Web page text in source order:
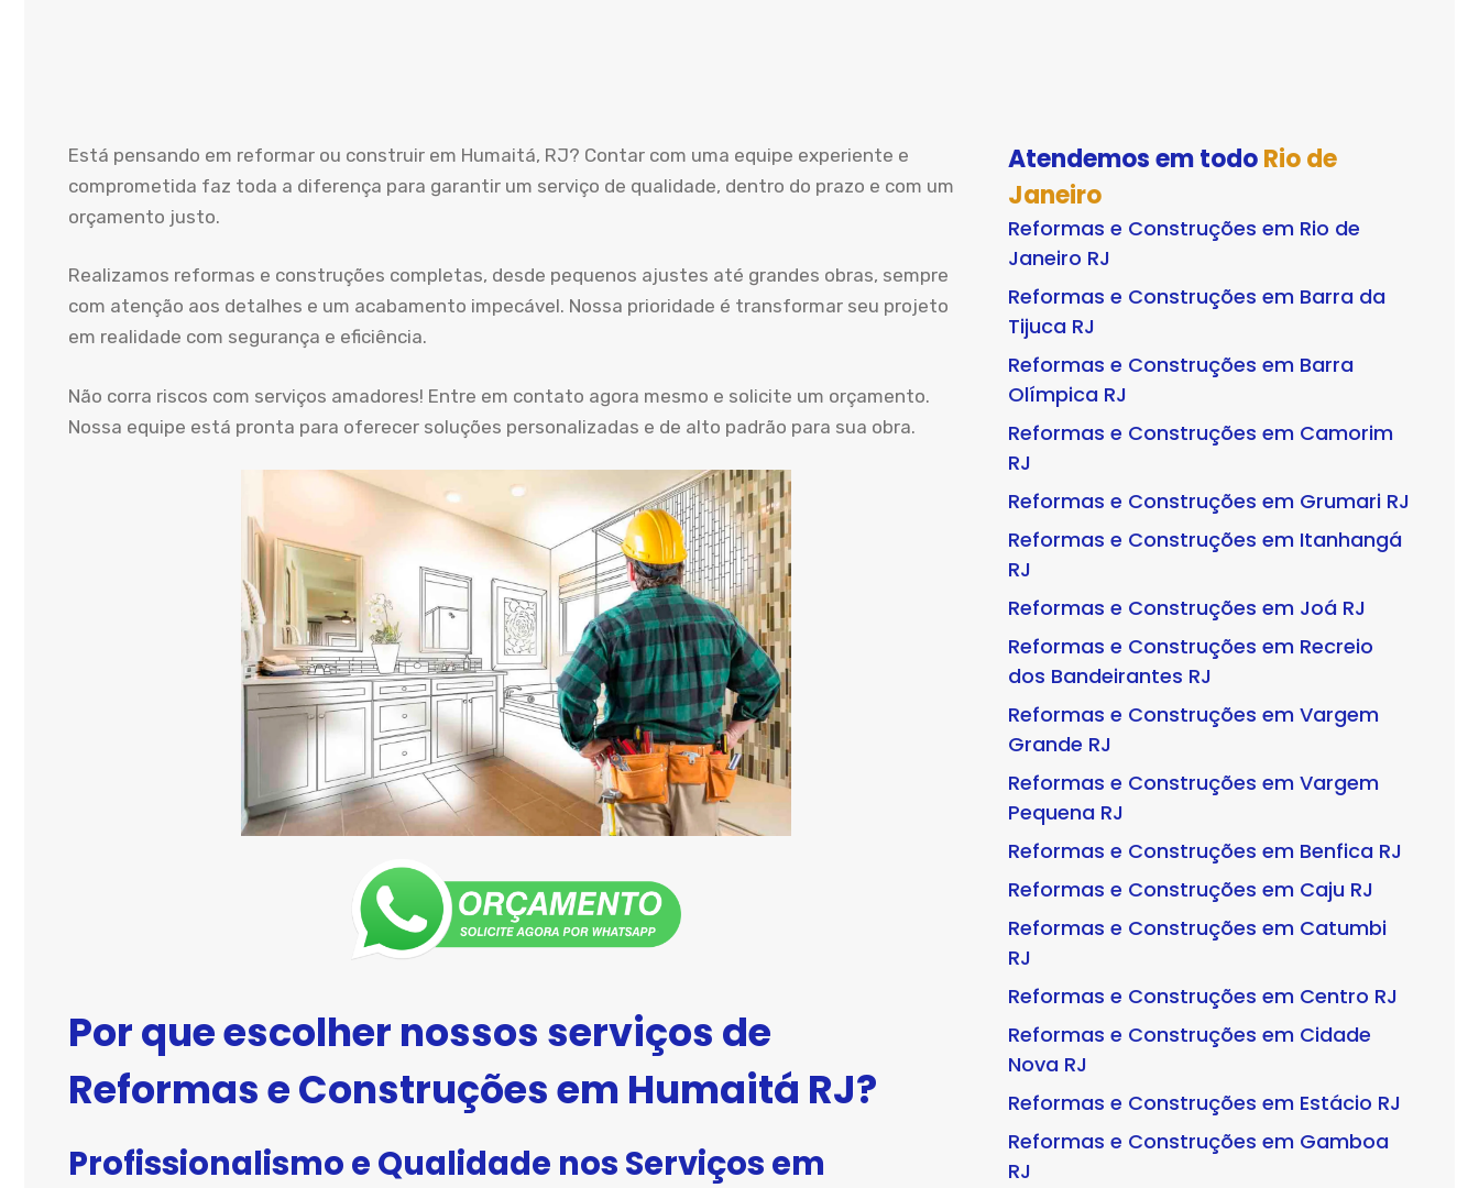
Está pensando em reformar ou construir em Humaitá, RJ? Contar com uma equipe experiente e
comprometida faz toda a diferença para garantir um serviço de qualidade, dentro do prazo e com um
orçamento justo.
Realizamos reformas e construções completas, desde pequenos ajustes até grandes obras, sempre
com atenção aos detalhes e um acabamento impecável. Nossa prioridade é transformar seu projeto
em realidade com segurança e eficiência.
Não corra riscos com serviços amadores! Entre em contato agora mesmo e solicite um orçamento.
Nossa equipe está pronta para oferecer soluções personalizadas e de alto padrão para sua obra.
Por que escolher nossos serviços de
Reformas e Construções em Humaitá RJ?
Profissionalismo e Qualidade nos Serviços em
Atendemos em todoRio de
Janeiro
Reformas e Construções em Rio de
Janeiro RJ
Reformas e Construções em Barra da
Tijuca RJ
Reformas e Construções em Barra
Olímpica RJ
Reformas e Construções em Camorim
RJ
Reformas e Construções em Grumari RJ
Reformas e Construções em Itanhangá
RJ
Reformas e Construções em Joá RJ
Reformas e Construções em Recreio
dos Bandeirantes RJ
Reformas e Construções em Vargem
Grande RJ
Reformas e Construções em Vargem
Pequena RJ
Reformas e Construções em Benfica RJ
Reformas e Construções em Caju RJ
Reformas e Construções em Catumbi
RJ
Reformas e Construções em Centro RJ
Reformas e Construções em Cidade
Nova RJ
Reformas e Construções em Estácio RJ
Reformas e Construções em Gamboa
RJ